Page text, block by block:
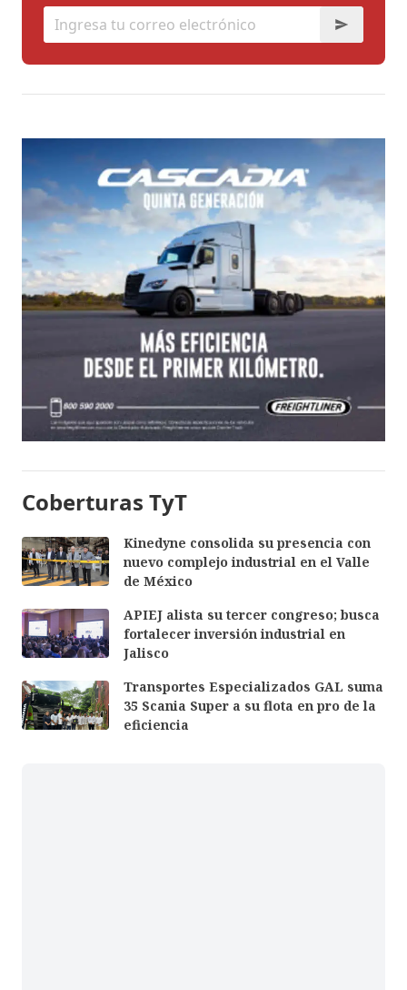
Coberturas TyT
Kinedyne consolida su presencia con
nuevo complejo industrial en el Valle
de México
APIEJ alista su tercer congreso; busca
fortalecer inversión industrial en
Jalisco
Transportes Especializados GAL suma
35 Scania Super a su flota en pro de la
eficiencia